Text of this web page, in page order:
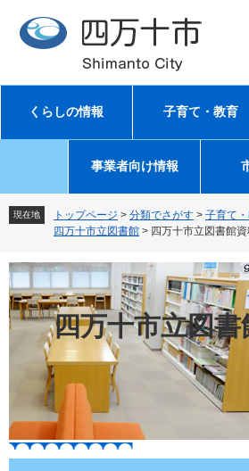
先
す
を
し
文
くらしの情報 子育て・教育
事業者向け情報
現在地 トップページ > 分類でさがす > 子育て
四万十市立図書館 > 四万十市立図書館
四万十市立図書